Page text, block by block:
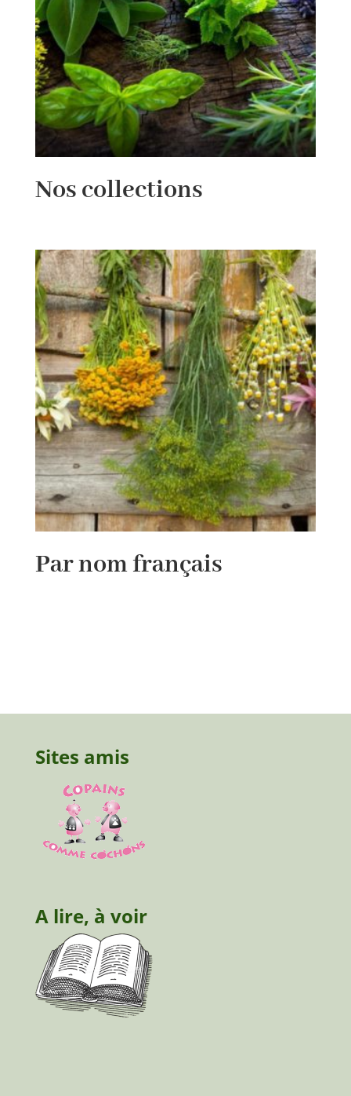
Nos collections
Par nom français
Sites amis
A lire, à voir